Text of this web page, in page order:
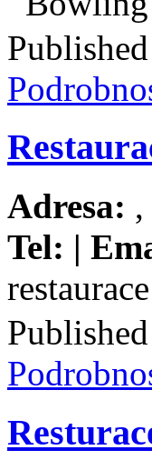
Adresa: ,
Tel: |